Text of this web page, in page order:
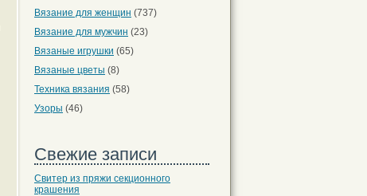
Вязание для женщин (737)
Вязание для мужчин (23)
Вязаные игрушки (65)
Вязаные цветы (8)
Техника вязания (58)
Узоры (46)
Свежие записи
Свитер из пряжи секционного
крашения